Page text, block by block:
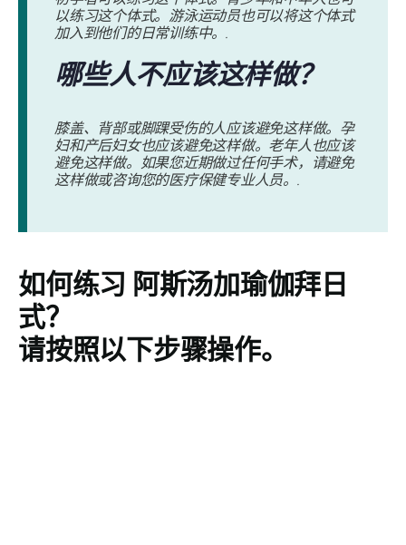
以练习这个体式。游泳运动员也可以将这个体式
加入到他们的日常训练中。.
哪些人不应该这样做？
膝盖、背部或脚踝受伤的人应该避免这样做。孕
妇和产后妇女也应该避免这样做。老年人也应该
避免这样做。如果您近期做过任何手术，请避免
这样做或咨询您的医疗保健专业人员。.
如何练习 阿斯汤加瑜伽拜日
式？
请按照以下步骤操作。